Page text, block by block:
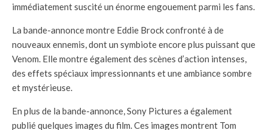
immédiatement suscité un énorme engouement parmi les fans.
La bande-annonce montre Eddie Brock confronté à de
nouveaux ennemis, dont un symbiote encore plus puissant que
Venom. Elle montre également des scènes d’action intenses,
des effets spéciaux impressionnants et une ambiance sombre
et mystérieuse.
En plus de la bande-annonce, Sony Pictures a également
publié quelques images du film. Ces images montrent Tom